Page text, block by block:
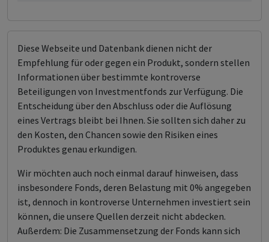
Diese Webseite und Datenbank dienen nicht der
Empfehlung für oder gegen ein Produkt, sondern stellen
Informationen über bestimmte kontroverse
Beteiligungen von Investmentfonds zur Verfügung. Die
Entscheidung über den Abschluss oder die Auflösung
eines Vertrags bleibt bei Ihnen. Sie sollten sich daher zu
den Kosten, den Chancen sowie den Risiken eines
Produktes genau erkundigen.
Wir möchten auch noch einmal darauf hinweisen, dass
insbesondere Fonds, deren Belastung mit 0% angegeben
ist, dennoch in kontroverse Unternehmen investiert sein
können, die unsere Quellen derzeit nicht abdecken.
Außerdem: Die Zusammensetzung der Fonds kann sich